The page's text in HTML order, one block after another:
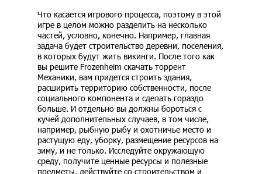
Что касается игрового процесса, поэтому в этой
игре в целом можно разделить на несколько
частей, условно, конечно. Например, главная
задача будет строительство деревни, поселения,
в которых будут жить викинги. После того как
вы решите Frozenheim скачать торрент
Механики, вам придется строить здания,
расширить территорию собственности, после
социального компонента и сделать гораздо
больше. И отдельно вы должны бороться с
кучей дополнительных случаев, в том числе,
например, рыбную рыбу и охотничье место и
растущую еду, уборку, размещение ресурсов на
зиму, и не только. Исследуйте окружающую
среду, получите ценные ресурсы и полезные
предметы, действуйте со строительством и